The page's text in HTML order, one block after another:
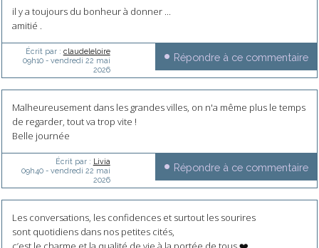
il y a toujours du bonheur à donner ...
amitié .
Écrit par : claudeleloire
09h10- vendredi 22 mai
2026
Répondre à ce commentaire
Malheureusement dans les grandes villes, on n'a même plus le temps
de regarder, tout va trop vite !
Belle journée
Écrit par : Livia
09h40- vendredi 22 mai
2026
Répondre à ce commentaire
Les conversations, les confidences et surtout les sourires
sont quotidiens dans nos petites cités,